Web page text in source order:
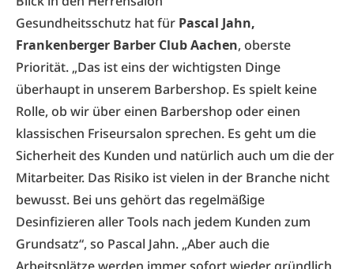
Gesundheitsschutz hat für Pascal Jahn,
Frankenberger Barber Club Aachen, oberste
Priorität. „Das ist eins der wichtigsten Dinge
überhaupt in unserem Barbershop. Es spielt keine
Rolle, ob wir über einen Barbershop oder einen
klassischen Friseursalon sprechen. Es geht um die
Sicherheit des Kunden und natürlich auch um die der
Mitarbeiter. Das Risiko ist vielen in der Branche nicht
bewusst. Bei uns gehört das regelmäßige
Desinfizieren aller Tools nach jedem Kunden zum
Grundsatz“, so Pascal Jahn. „Aber auch die
Arbeitsplätze werden immer sofort wieder gründlich